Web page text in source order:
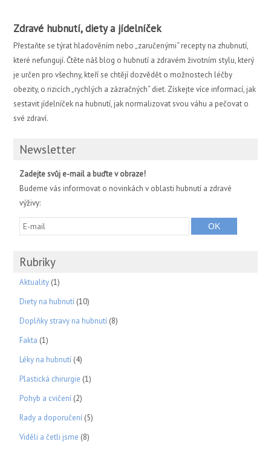
Zdravé hubnutí, diety a jídelníček
Přestaňte se týrat hladověním nebo „zaručenými“ recepty na zhubnutí,
které nefungují. Čtěte náš blog o hubnutí a zdravém životním stylu, který
je určen pro všechny, kteří se chtějí dozvědět o možnostech léčby
obezity, o rizicích „rychlých a zázračných“ diet. Získejte více informací, jak
sestavit jídelníček na hubnutí, jak normalizovat svou váhu a pečovat o
své zdraví.
Newsletter
Zadejte svůj e-mail a buďte v obraze!
Budeme vás informovat o novinkách v oblasti hubnutí a zdravé
výživy:
Rubriky
Aktuality (1)
Diety na hubnutí (10)
Doplňky stravy na hubnutí (8)
Fakta (1)
Léky na hubnutí (4)
Plastická chirurgie (1)
Pohyb a cvičení (2)
Rady a doporučení (5)
Viděli a četli jsme (8)